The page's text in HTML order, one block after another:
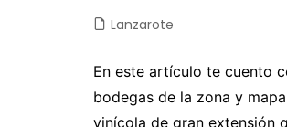
Castilla y León
Castilla-La Mancha
Cataluña
Costa
Lanzarote
En este artículo te cuento
bodegas de la zona y
vinícola de gran extensión